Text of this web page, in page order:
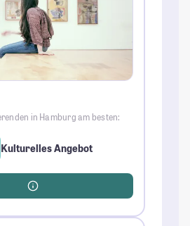
in Hamburg am besten:
Kulturelles Angebot